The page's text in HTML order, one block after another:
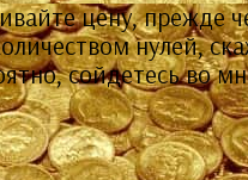
цену, прежде
нулей,
сойдетесь во